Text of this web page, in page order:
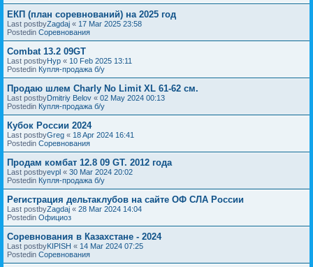
ЕКП (план соревнований) на 2025 год
Last postbyZagdaj « 17 Mar 2025 23:58
Postedin Соревнования
Combat 13.2 09GT
Last postbyНур « 10 Feb 2025 13:11
Postedin Купля-продажа б/у
Продаю шлем Charly No Limit XL 61-62 см.
Last postbyDmitriy Belov « 02 May 2024 00:13
Postedin Купля-продажа б/у
Кубок России 2024
Last postbyGreg « 18 Apr 2024 16:41
Postedin Соревнования
Продам комбат 12.8 09 GT. 2012 года
Last postbyevpl « 30 Mar 2024 20:02
Postedin Купля-продажа б/у
Регистрация дельтаклубов на сайте ОФ СЛА России
Last postbyZagdaj « 28 Mar 2024 14:04
Postedin Официоз
Соревнования в Казахстане - 2024
Last postbyKIPISH « 14 Mar 2024 07:25
Postedin Соревнования